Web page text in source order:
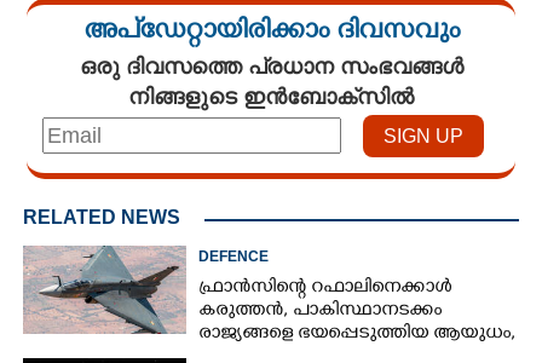
അപ്ഡേറ്റായിരിക്കാം ദിവസവും
ഒരു ദിവസത്തെ പ്രധാന സംഭവങ്ങൾ
നിങ്ങളുടെ ഇൻബോക്സിൽ
RELATED NEWS
DEFENCE
ഫ്രാൻസിന്റെ റഫാലിനെക്കാൾ
കരുത്തൻ,​ പാകിസ്ഥാനടക്കം
രാജ്യങ്ങളെ ഭയപ്പെടുത്തിയ ആയുധം,​